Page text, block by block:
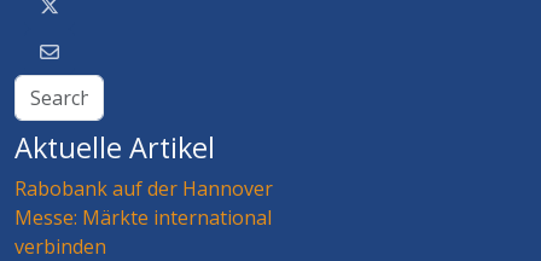
Aktuelle Artikel
Rabobank auf der Hannover
Messe: Märkte international
verbinden